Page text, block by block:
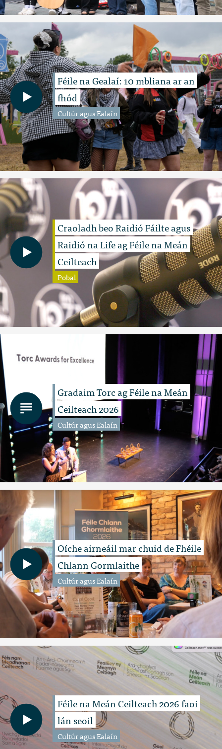
Féile na Gealaí: 10 mbliana ar an
fhód
Cultúr agus Ealaín
Craoladh beo Raidió Fáilte agus
Raidió na Life ag Féile na Meán
Ceilteach
Pobal
Gradaim Torc ag Féile na Meán
Ceilteach 2026
Cultúr agus Ealaín
Oíche airneáil mar chuid de Fhéile
Chlann Gormlaithe
Cultúr agus Ealaín
Féile na Meán Ceilteach 2026 faoi
lán seoil
Cultúr agus Ealaín